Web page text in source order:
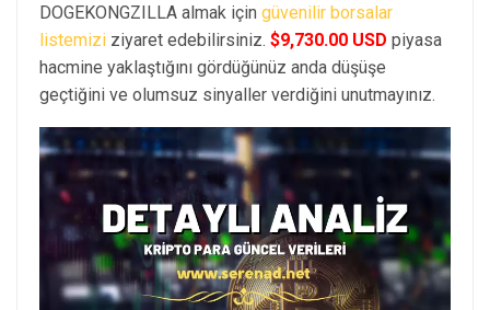
DOGEKONGZILLA almak için güvenilir borsalar
listemizi ziyaret edebilirsiniz. $9,730.00 USD piyasa
hacmine yaklaştığını gördüğünüz anda düşüşe
geçtiğini ve olumsuz sinyaller verdiğini unutmayınız.